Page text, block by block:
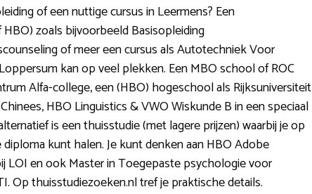
of een nuttige cursus in Leermens? Een
zoals bijvoorbeeld Basisopleiding
of meer een cursus als Autotechniek Voor
kan op veel plekken. Een MBO school of ROC
Alfa-college, een (HBO) hogeschool als Rijksuniversiteit
HBO Linguistics & VWO Wiskunde B in een speciaal
is een thuisstudie (met lagere prijzen) waarbij je op
kunt halen. Je kunt denken aan HBO Adobe
LOI en ook Master in Toegepaste psychologie voor
Op thuisstudiezoeken.nl tref je praktische details.